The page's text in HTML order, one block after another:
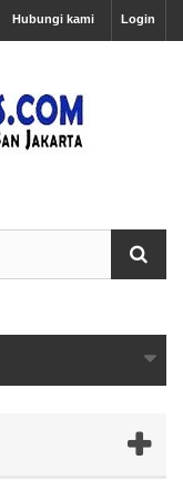
Login
Hubungi kami